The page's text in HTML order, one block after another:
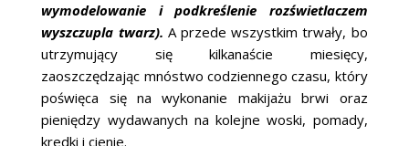
wymodelowanie i podkreślenie rozświetlaczem
wyszczupla twarz). A przede wszystkim trwały, bo
utrzymujący się kilkanaście miesięcy,
zaoszczędzając mnóstwo codziennego czasu, który
poświęca się na wykonanie makijażu brwi oraz
pieniędzy wydawanych na kolejne woski, pomady,
kredki i cienie.